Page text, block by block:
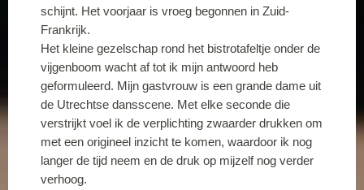
schijnt. Het voorjaar is vroeg begonnen in Zuid-
Frankrijk.
Het kleine gezelschap rond het bistrotafeltje onder de
vijgenboom wacht af tot ik mijn antwoord heb
geformuleerd. Mijn gastvrouw is een grande dame uit
de Utrechtse dansscene. Met elke seconde die
verstrijkt voel ik de verplichting zwaarder drukken om
met een origineel inzicht te komen, waardoor ik nog
langer de tijd neem en de druk op mijzelf nog verder
verhoog.